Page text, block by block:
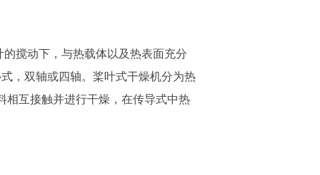
搅动下，与热载体以及热表面充分
，双轴或四轴。桨叶式干燥机分为热
相互接触并进行干燥，在传导式中热